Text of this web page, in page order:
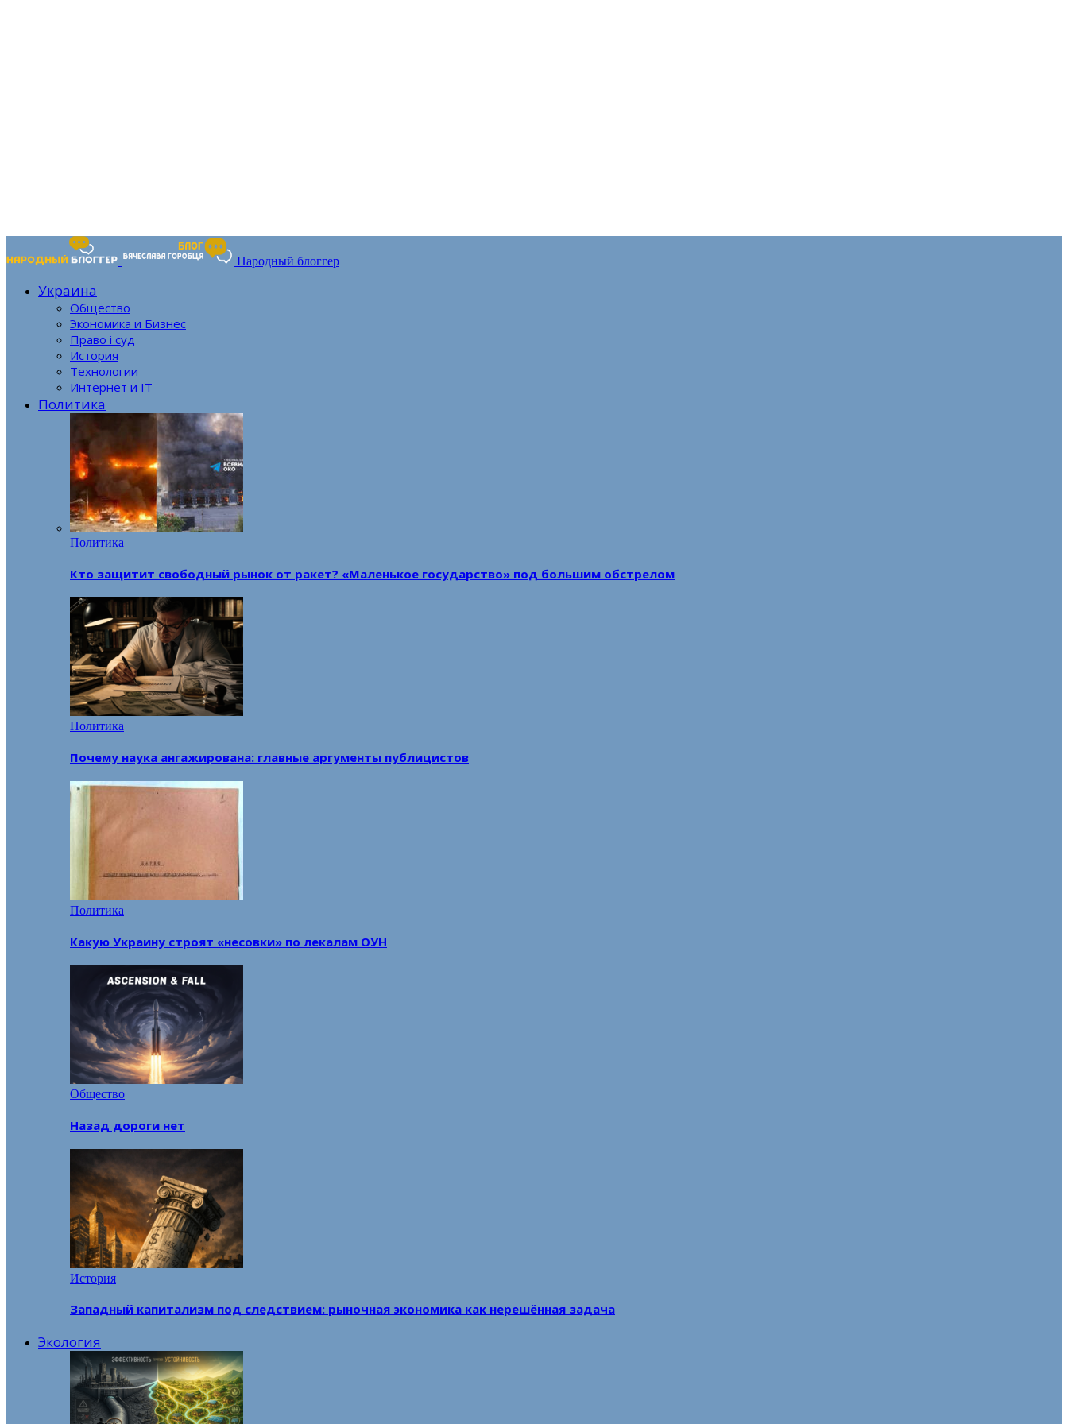
Народный блоггер
Украина
Общество
Экономика и Бизнес
Право і суд
История
Технологии
Интернет и IT
Политика
Политика
Кто защитит свободный рынок от ракет? «Маленькое государство» под большим обстрелом
Политика
Почему наука ангажирована: главные аргументы публицистов
Политика
Какую Украину строят «несовки» по лекалам ОУН
Общество
Назад дороги нет
История
Западный капитализм под следствием: рыночная экономика как нерешённая задача
Экология